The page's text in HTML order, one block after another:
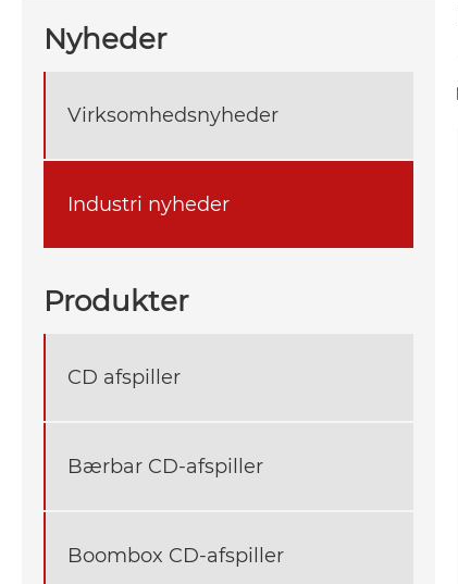
Nyheder
Virksomhedsnyheder
Industri nyheder
Produkter
CD afspiller
Bærbar CD-afspiller
Boombox CD-afspiller